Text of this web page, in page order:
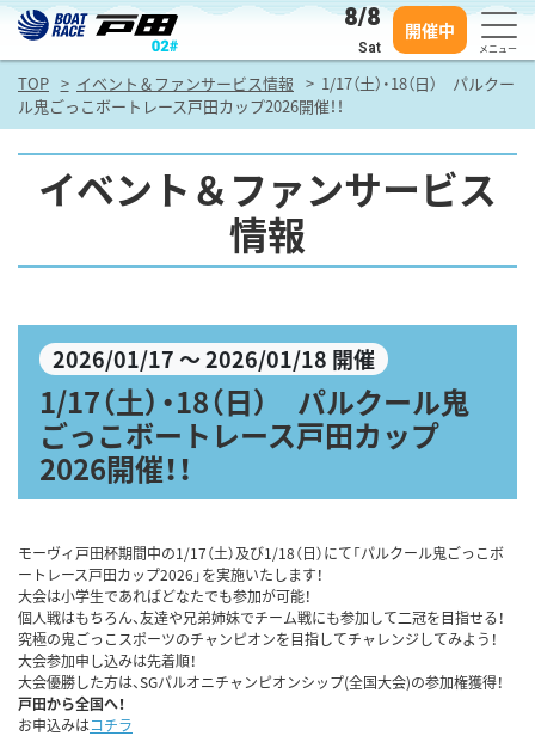
8/8
Sat
開催中
メニュー
TOP イベント＆ファンサービス情報
1/17（土）・18（日） パルクー
ル鬼ごっこボートレース戸田カップ2026開催！！
イベント＆ファンサービス
情報
2026/01/17 ～ 2026/01/18 開催
1/17（土）・18（日） パルクール鬼
ごっこボートレース戸田カップ
2026開催！！
モーヴィ戸田杯期間中の1/17（土）及び1/18（日）にて「パルクール鬼ごっこボ
ートレース戸田カップ2026 」を実施いたします！
大会は小学生であればどなたでも参加が可能！
個人戦はもちろん、友達や兄弟姉妹でチーム戦にも参加して二冠を目指せる！
究極の鬼ごっこスポーツのチャンピオンを目指してチャレンジしてみよう！
大会参加申し込みは先着順！
大会優勝した方は、SGパルオニチャンピオンシップ(全国大会)の参加権獲得！
戸田から全国へ！
お申込みはコチラ